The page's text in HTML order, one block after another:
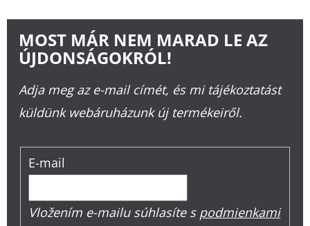
MOST MÁR NEM MARAD LE AZ
ÚJDONSÁGOKRÓL!
Adja meg az e-mail címét, és mi tájékoztatást
küldünk webáruházunk új termékeiről.
E-mail
Vložením e-mailu súhlasíte s podmienkami